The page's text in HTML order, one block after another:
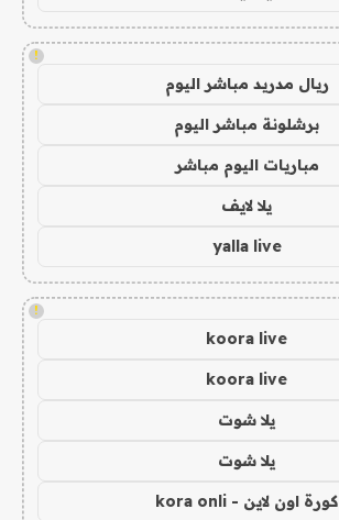
!
ريال مدريد مباشر اليوم
برشلونة مباشر اليوم
مباريات اليوم مباشر
يلا لايف
yalla live
!
koora live
koora live
يلا شوت
يلا شوت
كورة اون لاين - kora onli